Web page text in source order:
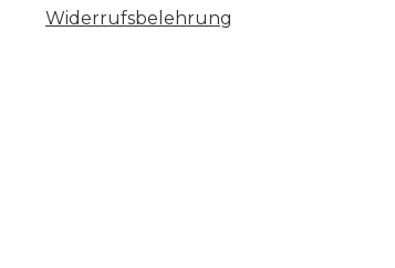
Widerrufsbelehrung